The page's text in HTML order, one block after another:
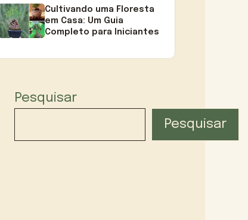
Cultivando uma Floresta
em Casa: Um Guia
Completo para Iniciantes
Pesquisar
Pesquisar